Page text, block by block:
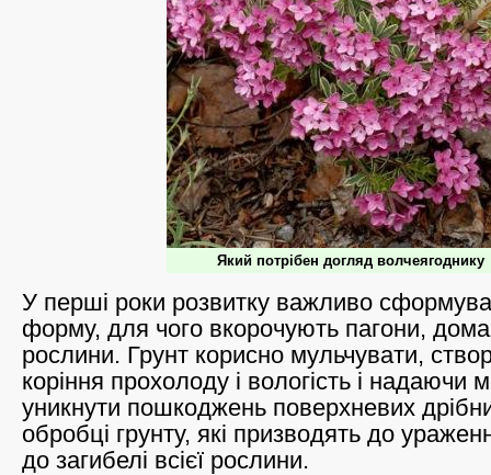
Який потрібен догляд волчеягоднику
У перші роки розвитку важливо
форму, для чого вкорочують пагони,
рослини. Грунт корисно мульчувати,
коріння прохолоду і вологість і надаючи
уникнути пошкоджень поверхневих
обробці грунту, які призводять до
до загибелі всієї рослини.